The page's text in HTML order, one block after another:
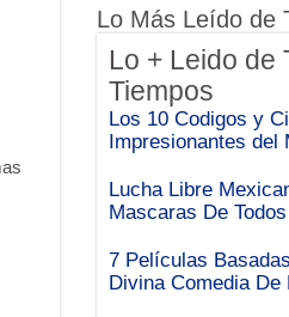
Lo Más Leído de
Lo + Leido de
Tiempos
Los 10 Codigos y
Impresionantes del
Lucha Libre
Mascaras De
7 Películas
Divina Comedia De